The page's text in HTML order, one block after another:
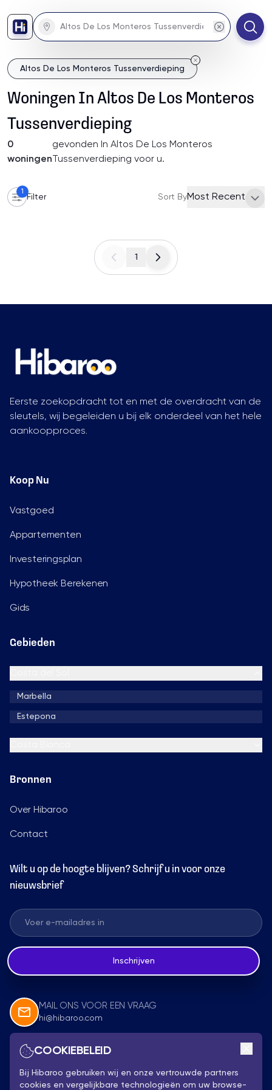
Altos De Los Monteros Tussenverdieping
Woningen In Altos De Los Monteros
Tussenverdieping
0
woningen
gevonden In Altos De Los Monteros
Tussenverdieping voor u.
1
Filter Sort ByMost Recent
1
Eerste zoekopdracht tot en met de overdracht van de
sleutels, wij begeleiden u bij elk onderdeel van het hele
aankoopproces.
Koop Nu
Vastgoed
Appartementen
Investeringsplan
Hypotheek Berekenen
Gids
Gebieden
Marbella
Estepona
Bronnen
Over Hibaroo
Contact
Wilt u op de hoogte blijven? Schrijf u in voor onze
nieuwsbrief
Inschrijven
MAIL ONS VOOR EEN VRAAG
hi@hibaroo.com
Volg Ons
COOKIEBELEID
Bij Hibaroo gebruiken wij en onze vertrouwde partners
cookies en vergelijkbare technologieën om uw browse-